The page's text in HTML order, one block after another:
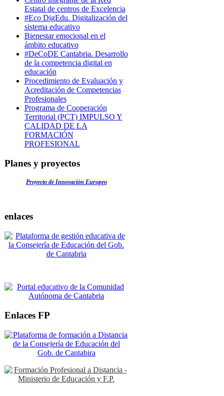
Estatal de centros de Excelencia
#Eco DigEdu. Digitalización del
sistema educativo
Bienestar emocional en el
ámbito educativo
#DeCoDE Cantabria. Desarrollo
de la competencia digital en
educación
Procedimiento de Evaluación y
Acreditación de Competencias
Profesionales
Programa de Cooperación
Territorial (PCT) IMPULSO Y
CALIDAD DE LA
FORMACIÓN
PROFESIONAL
Planes y proyectos
Proyecto de Innovación Europeo
enlaces
Enlaces FP